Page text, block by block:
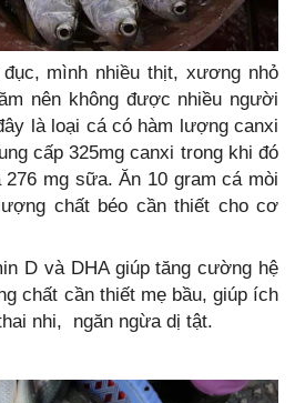
mình nhiều thịt, xương nhỏ
nên không được nhiều người
là loại cá có hàm lượng canxi
cấp 325mg canxi trong khi đó
mg sữa. Ăn 10 gram cá mòi
chất béo cần thiết cho cơ
D và DHA giúp tăng cường hệ
chất cần thiết mẹ bầu, giúp ích
nhi, ngăn ngừa dị tật.